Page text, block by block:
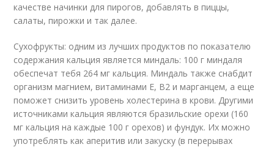
качестве начинки для пирогов, добавлять в пиццы,
салаты, пирожки и так далее.
Сухофрукты: одним из лучших продуктов по показателю
содержания кальция является миндаль: 100 г миндаля
обеспечат тебя 264 мг кальция. Миндаль также снабдит
организм магнием, витаминами Е, В2 и марганцем, а еще
поможет снизить уровень холестерина в крови. Другими
источниками кальция являются бразильские орехи (160
мг кальция на каждые 100 г орехов) и фундук. Их можно
употреблять как аперитив или закуску (в перерывах